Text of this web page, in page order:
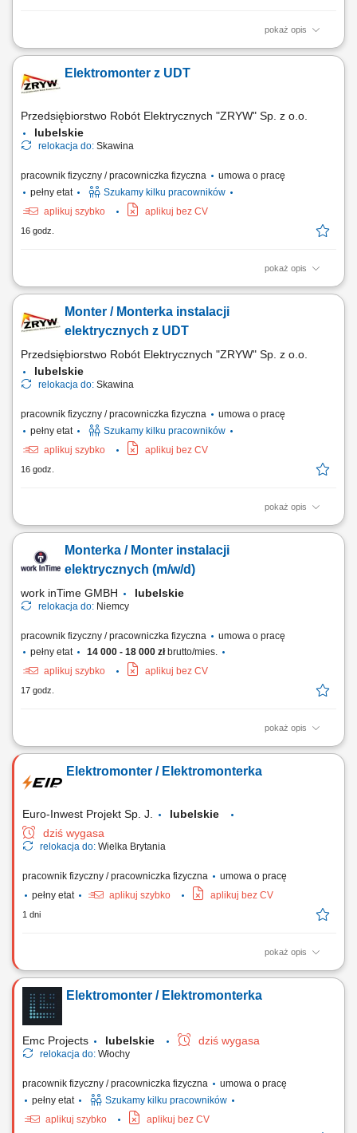
pokaż opis
Obowiązki: Montaż instalacji elektrycznych w różnych typach obiektów:
Wykonywanie pomiarów elektrycznych.
Elektromonter z UDT
Przedsiębiorstwo Robót Elektrycznych "ZRYW" Sp. z o.o.
lubelskie
relokacja do: Skawina
pracownik fizyczny / pracowniczka fizyczna
umowa o pracę
pełny etat
Szukamy kilku pracowników
aplikuj szybko
aplikuj bez CV
16 godz.
pokaż opis
montaż instalacji elektrycznych
Monter / Monterka instalacji
elektrycznych z UDT
Przedsiębiorstwo Robót Elektrycznych "ZRYW" Sp. z o.o.
lubelskie
relokacja do: Skawina
pracownik fizyczny / pracowniczka fizyczna
umowa o pracę
pełny etat
Szukamy kilku pracowników
aplikuj szybko
aplikuj bez CV
16 godz.
pokaż opis
Wykonywanie montażu i serwisu instalacji elektrycznych na obiektach
projektem. Współpraca z brygadzistą i pozostałymi członkami zespołu.
Monterka / Monter instalacji
elektrycznych (m/w/d)
work inTime GMBH lubelskie
relokacja do: Niemcy
pracownik fizyczny / pracowniczka fizyczna
umowa o pracę
pełny etat
14 000 - 18 000 złbrutto/mies.
aplikuj szybko
aplikuj bez CV
17 godz.
pokaż opis
Zakres obowiązków: Wykonywanie instalacji elektrycznych w obiektach
starych instalacji. Montaż i podłączanie szaf sterowniczych. Realizacja
prostych prac montażowych. Praca w zespole polsko-niemieckim.
Elektromonter / Elektromonterka
Euro-Inwest Projekt Sp. J.
lubelskie
dziś wygasa
relokacja do: Wielka Brytania
pracownik fizyczny / pracowniczka fizyczna
umowa o pracę
pełny etat
aplikuj szybko aplikuj bez CV
1 dni
pokaż opis
Montaż i budowa tras oraz linii kablowych. Instalacja gniazdek,
sterowania i oświetlenia. Montaż rozdzielnic i szaf sterowniczych.
Elektromonter / Elektromonterka
Emc Projects lubelskie dziś wygasa
relokacja do: Włochy
pracownik fizyczny / pracowniczka fizyczna
umowa o pracę
pełny etat
Szukamy kilku pracowników
aplikuj szybko
aplikuj bez CV